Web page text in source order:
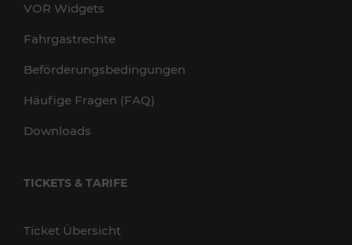
VOR Widgets
Fahrgastrechte
Beförderungsbedingungen
Häufige Fragen (FAQ)
Downloads
TICKETS & TARIFE
Ticket Übersicht